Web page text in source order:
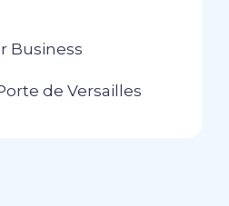
Business
de Versailles